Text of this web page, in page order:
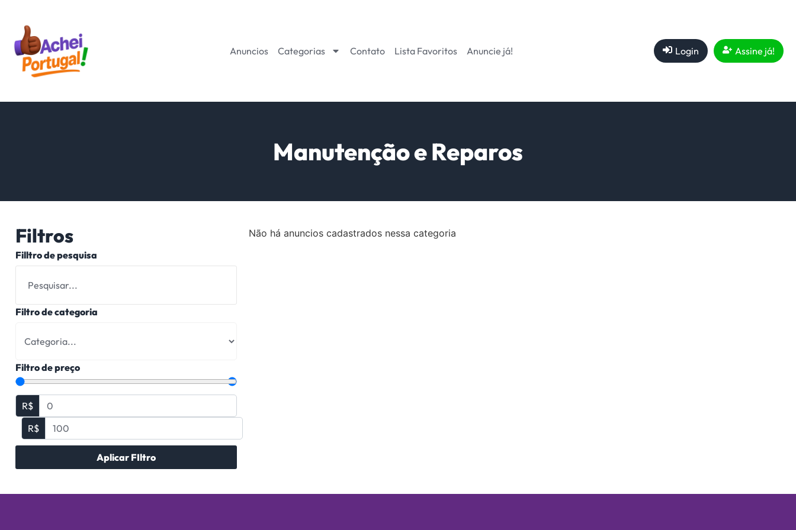
Anuncios Categorias Contato Lista Favoritos Anuncie já! Login Assine já!
Manutenção e Reparos
Filtros
Filltro de pesquisa
Filtro de categoria
Filtro de preço
R$
R$
Aplicar FIltro
Não há anuncios cadastrados nessa categoria